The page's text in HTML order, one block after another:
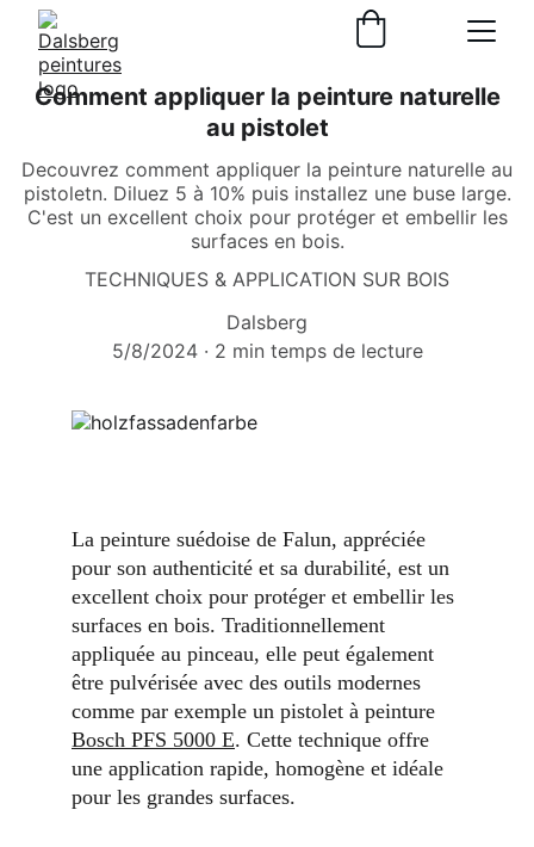
Comment appliquer la peinture naturelle
au pistolet
Decouvrez comment appliquer la peinture naturelle au
pistoletn. Diluez 5 à 10% puis installez une buse large.
C'est un excellent choix pour protéger et embellir les
surfaces en bois.
TECHNIQUES & APPLICATION SUR BOIS
Dalsberg
5/8/2024
2 min temps de lecture
La peinture suédoise de Falun, appréciée
pour son authenticité et sa durabilité, est un
excellent choix pour protéger et embellir les
surfaces en bois. Traditionnellement
appliquée au pinceau, elle peut également
être pulvérisée avec des outils modernes
comme par exemple un pistolet à peinture
Bosch PFS 5000 E. Cette technique offre
une application rapide, homogène et idéale
pour les grandes surfaces.